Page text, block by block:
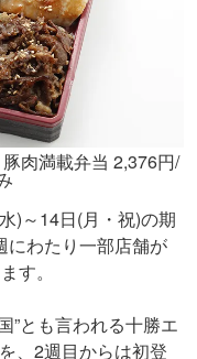
肉満載弁当 2,376円/
)～14日(月・祝)の期
にわたり一部店舗が
す。
”とも言われる十勝エ
、2週目からは初登